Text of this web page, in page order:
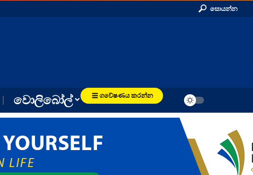
සොයන්න
වොලිබෝල් ගවේෂණය කරන්න